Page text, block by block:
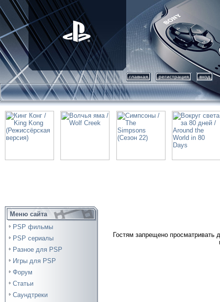
главная регистрация вход
Меню сайта
PSP фильмы
PSP сериалы
Разное для PSP
Игры для PSP
Форум
Статьи
Саундтреки
Гостям запрещено просматривать